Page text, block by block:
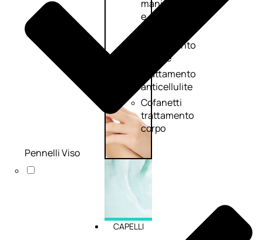
mani
e
Trattamento
unghie
Trattamento
anticellulite
Cofanetti
trattamento
corpo
CAPELLI
Pennelli Viso